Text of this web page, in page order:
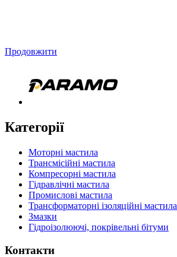
Продовжити
Категорії
Моторні мастила
Трансмісійні мастила
Компресорні мастила
Гідравлічні мастила
Промислові мастила
Трансформаторні ізоляційні мастила
Змазки
Гідроізолюючі, покрівельні бітуми
Контакти